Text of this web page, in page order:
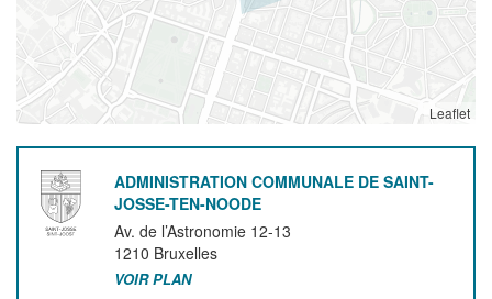
Leaflet
ADMINISTRATION COMMUNALE DE SAINT-
JOSSE-TEN-NOODE
Av. de l’Astronomie 12-13
1210 Bruxelles
VOIR PLAN